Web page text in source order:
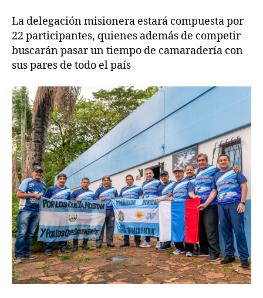
La delegación misionera estará compuesta por
22 participantes, quienes además de competir
buscarán pasar un tiempo de camaradería con
sus pares de todo el país